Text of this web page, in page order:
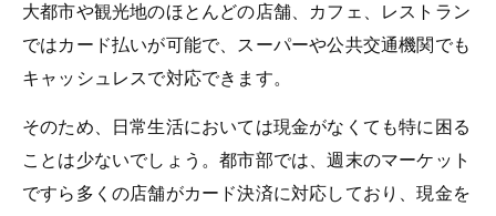
大都市や観光地のほとんどの店舗、カフェ、レストラン
ではカード払いが可能で、スーパーや公共交通機関でも
キャッシュレスで対応できます。
そのため、日常生活においては現金がなくても特に困る
ことは少ないでしょう。都市部では、週末のマーケット
ですら多くの店舗がカード決済に対応しており、現金を